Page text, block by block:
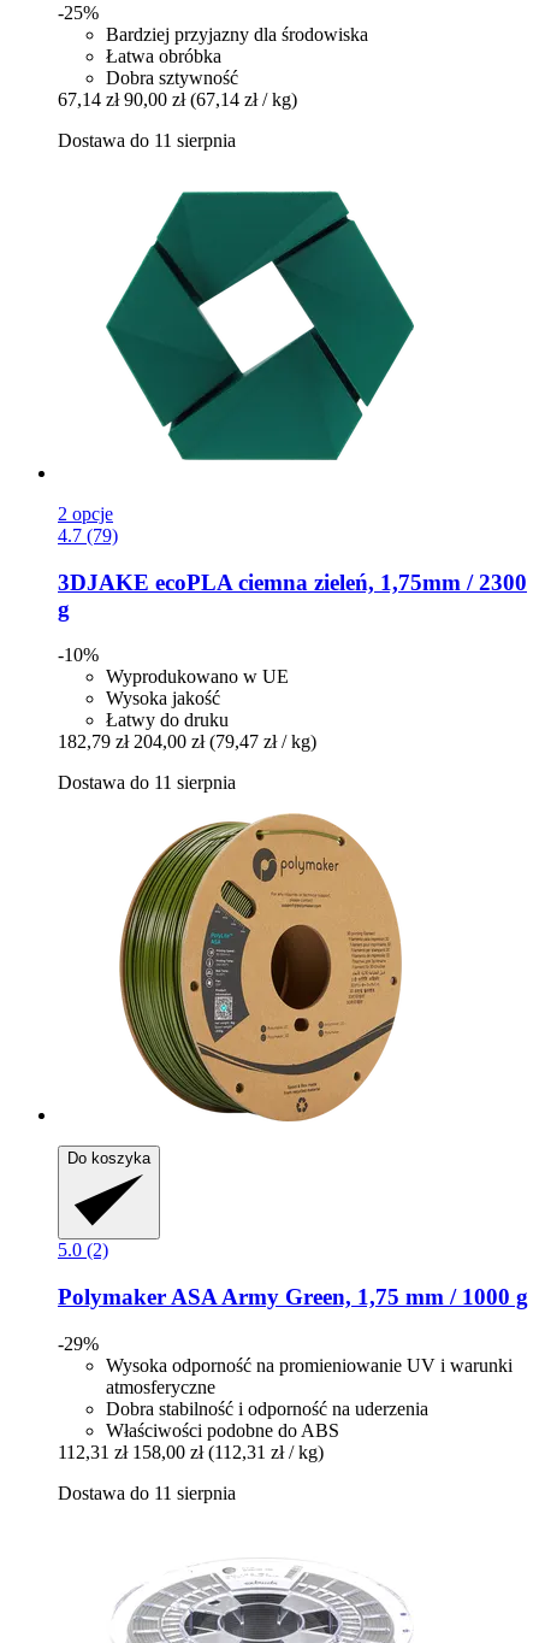
-25%
Bardziej przyjazny dla środowiska
Łatwa obróbka
Dobra sztywność
67,14 zł 90,00 zł (67,14 zł / kg)
Dostawa do 11 sierpnia
2 opcje
4.7 (79)
3DJAKE ecoPLA ciemna zieleń, 1,75mm / 2300
g
-10%
Wyprodukowano w UE
Wysoka jakość
Łatwy do druku
182,79 zł 204,00 zł (79,47 zł / kg)
Dostawa do 11 sierpnia
Do koszyka
5.0 (2)
Polymaker ASA Army Green, 1,75 mm / 1000 g
-29%
Wysoka odporność na promieniowanie UV i warunki
atmosferyczne
Dobra stabilność i odporność na uderzenia
Właściwości podobne do ABS
112,31 zł 158,00 zł (112,31 zł / kg)
Dostawa do 11 sierpnia